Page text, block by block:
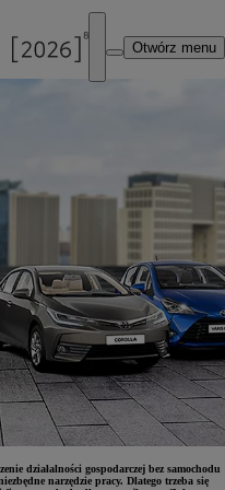
Otwórz menu
działalności gospodarczej bez samochodu
narzędzie pracy. Dlatego trzeba się